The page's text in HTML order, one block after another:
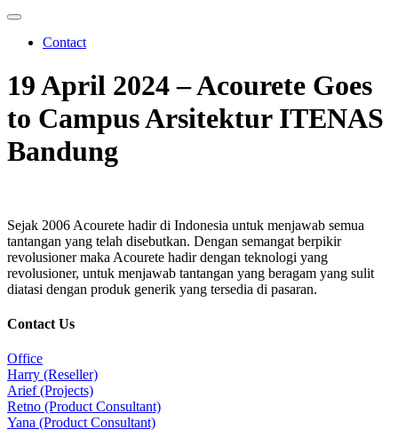
Contact
19 April 2024 – Acourete Goes
to Campus Arsitektur ITENAS
Bandung
Sejak 2006 Acourete hadir di Indonesia untuk menjawab semua
tantangan yang telah disebutkan. Dengan semangat berpikir
revolusioner maka Acourete hadir dengan teknologi yang
revolusioner, untuk menjawab tantangan yang beragam yang sulit
diatasi dengan produk generik yang tersedia di pasaran.
Contact Us
Office
Harry (Reseller)
Arief (Projects)
Retno (Product Consultant)
Yana (Product Consultant)